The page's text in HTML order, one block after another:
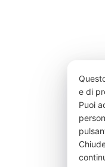
e di
Puoi